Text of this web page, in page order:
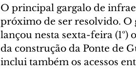
O principal gargalo de
próximo de ser resolvido. O
lançou nesta sexta-feira
da construção da Ponte de
inclui também os acessos